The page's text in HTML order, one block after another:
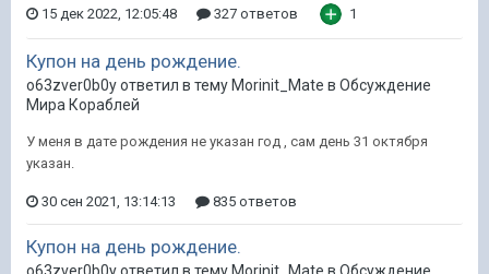
15 дек 2022, 12:05:48 327 ответов 1
Купон на день рождение.
o63zver0b0y ответил в тему Morinit_Mate в Обсуждение
Мира Кораблей
У меня в дате рождения не указан год , сам день 31 октября
указан.
30 сен 2021, 13:14:13 835 ответов
Купон на день рождение.